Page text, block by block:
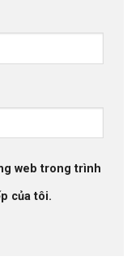
web trong trình
của tôi.